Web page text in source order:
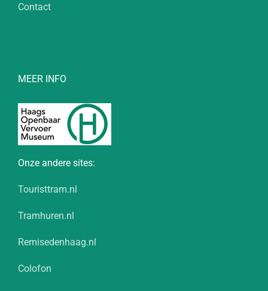
Contact
MEER INFO
Onze andere sites:
Touristtram.nl
Tramhuren.nl
Remisedenhaag.nl
Colofon